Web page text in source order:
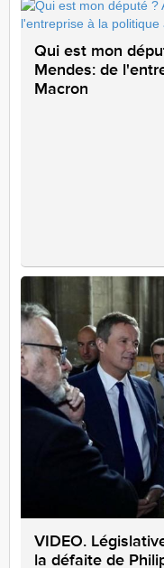
Qui est mon
Mendes: de
Macron
VIDEO.
la défaite de